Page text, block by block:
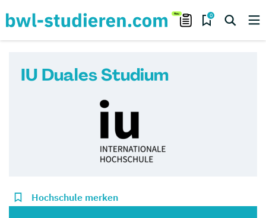
0
IU Duales Studium
Hochschule merken